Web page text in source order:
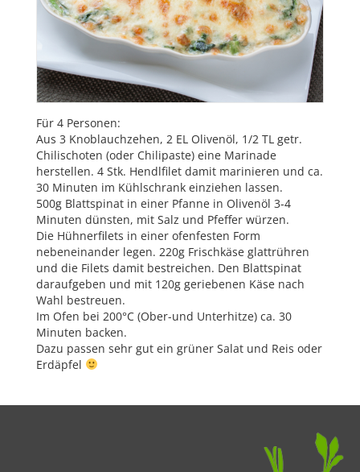
Für 4 Personen:
Aus 3 Knoblauchzehen, 2 EL Olivenöl, 1/2 TL getr.
Chilischoten (oder Chilipaste) eine Marinade
herstellen. 4 Stk. Hendlfilet damit marinieren und ca.
30 Minuten im Kühlschrank einziehen lassen.
500g Blattspinat in einer Pfanne in Olivenöl 3-4
Minuten dünsten, mit Salz und Pfeffer würzen.
Die Hühnerfilets in einer ofenfesten Form
nebeneinander legen. 220g Frischkäse glattrühren
und die Filets damit bestreichen. Den Blattspinat
daraufgeben und mit 120g geriebenen Käse nach
Wahl bestreuen.
Im Ofen bei 200°C (Ober-und Unterhitze) ca. 30
Minuten backen.
Dazu passen sehr gut ein grüner Salat und Reis oder
Erdäpfel